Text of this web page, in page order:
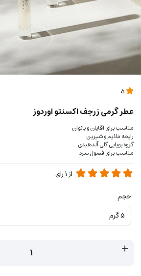
عطر گرمی زرجف اکسنتو اوردوز
مناسب برای آقایان و بانوان
رایحه ملایم و شیرین
گروه بویایی گلی آلدهیدی
مناسب برای فصول سرد
از 1رای
حجم